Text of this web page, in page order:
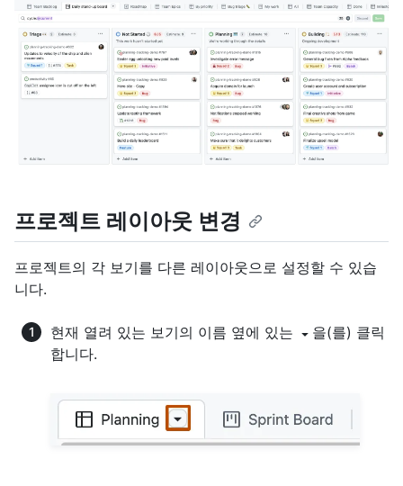
프로젝트 레이아웃 변경
프로젝트의 각 보기를 다른 레이아웃으로 설정할 수 있습
니다.
현재 열려 있는 보기의 이름 옆에 있는
을(를) 클릭
합니다.